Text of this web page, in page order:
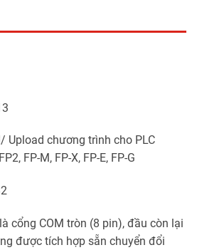
Upload chương trình cho PLC
FP-M, FP-X, FP-E, FP-G
cổng COM tròn (8 pin), đầu còn lại
được tích hợp sẵn chuyển đổi